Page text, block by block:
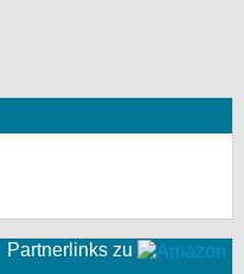
Partnerlinks zu